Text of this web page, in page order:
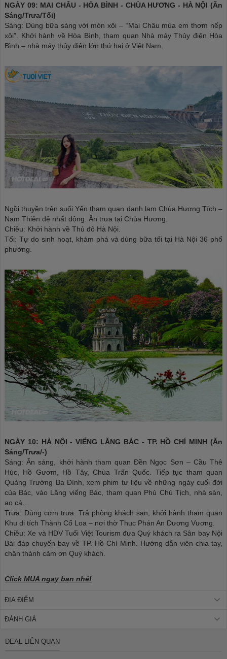
NGÀY 09: MAI CHÂU - HÒA BÌNH - CHÙA HƯƠNG - HÀ NỘI (Ăn
Sáng/Trưa/Tối)
Sáng: Dùng bữa sáng với món xôi – “Mai Châu mùa em thơm nếp
xôi”. Khởi hành về Hòa Bình, tham quan Nhà máy Thủy điện Hòa
Bình – nhà máy thủy điện lớn thứ hai ở Việt Nam.
Ngồi thuyền trên suối Yến tham quan danh lam Chùa Hương Tích –
Nam Thiên đệ nhất động. Ăn trưa tại Chùa Hương.
Chiều: Khởi hành về Thủ đô Hà Nội.
Tối: Tự do sinh hoạt, khám phá và dùng bữa tối tại Hà Nội 36 phố
phường.
NGÀY 10: HÀ NỘI - VIẾNG LĂNG BÁC - TP. HỒ CHÍ MINH (Ăn
Sáng/Trưa/-)
Sáng: Ăn sáng, khởi hành tham quan Đền Ngọc Sơn – Cầu Thê
Húc, Hồ Gươm, Hồ Tây, Chùa Trấn Quốc. Tiếp tục tham quan
Quảng Trường Ba Đình, xem phim tư liệu về những ngày cuối đời
của Bác, vào Lăng viếng Bác, tham quan Phủ Chủ Tịch, nhà sàn,
ao cá…
Trưa: Dùng cơm trưa. Trả phòng khách sạn, khởi hành tham quan
Khu di tích Thành Cổ Loa – nơi thờ Thục Phán An Dương Vương.
Chiều: Xe và HDV Tuổi Việt Tourism đưa Quý khách ra Sân bay Nội
Bài đáp chuyến bay về TP. Hồ Chí Minh. Hướng dẫn viên chia tay,
chân thành cảm ơn Quý khách.
Click MUA ngay bạn nhé!
ĐỊA ĐIỂM
ĐÁNH GIÁ
DEAL LIÊN QUAN